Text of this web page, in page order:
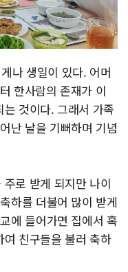
나 생일이 있다. 어머
한사람의 존재가 이
것이다. 그래서 가족
난 날을 기뻐하며 기념
로 받게 되지만 나이
하를 더불어 많이 받게
에 들어가면 집에서 혹
친구들을 불러 축하